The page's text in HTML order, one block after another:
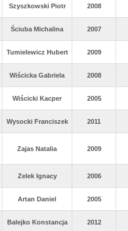
Szyszkowski Piotr 2008
Ściuba Michalina 2007
Tumielewicz Hubert 2009
Wiścicka Gabriela 2008
Wiścicki Kacper 2005
Wysocki Franciszek 2011
Zajas Natalia 2009
Zelek Ignacy 2006
Artan Daniel 2005
Balejko Konstancja 2012